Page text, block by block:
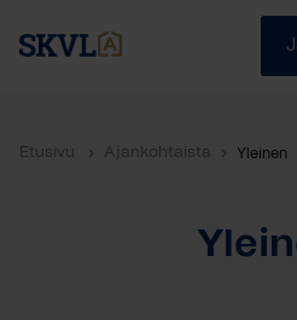
content
Etusivu Ajankohtaista Yleinen